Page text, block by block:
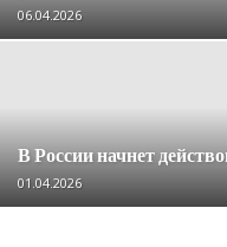
06.04.2026
В России начнет
01.04.2026